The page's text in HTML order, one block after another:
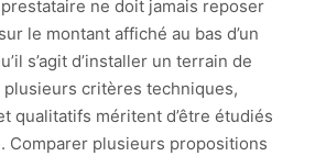
prestataire ne doit jamais reposer
le montant affiché au bas d’un
s’agit d’installer un terrain de
plusieurs critères techniques,
qualitatifs méritent d’être étudiés
Comparer plusieurs propositions